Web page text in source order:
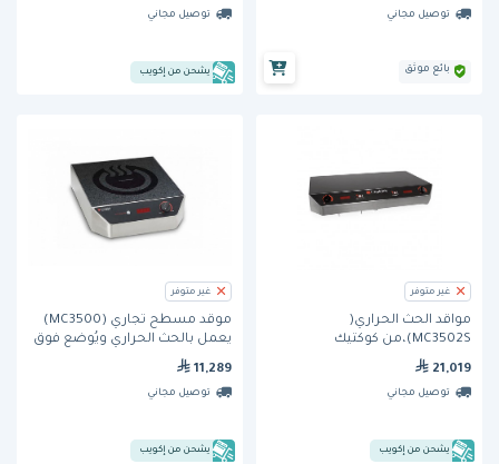
توصيل مجاني
بائع موثق
توصيل مجاني
يشحن من إكويب
غير متوفر
مواقد الحث الحراري(
MC3502S)،من كوكتيك
21,019
توصيل مجاني
يشحن من إكويب
غير متوفر
موقد مسطح تجاري (MC3500)
يعمل بالحث الحراري ويُوضع فوق
السطح من كوكتيك
11,289
توصيل مجاني
يشحن من إكويب